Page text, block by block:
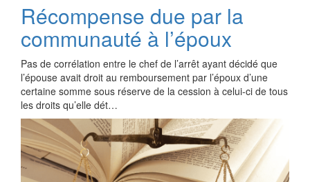
Récompense due par la
communauté à l’époux
Pas de corrélation entre le chef de l’arrêt ayant décidé que
l’épouse avait droit au remboursement par l’époux d’une
certaine somme sous réserve de la cession à celui-ci de tous
les droits qu’elle dét…